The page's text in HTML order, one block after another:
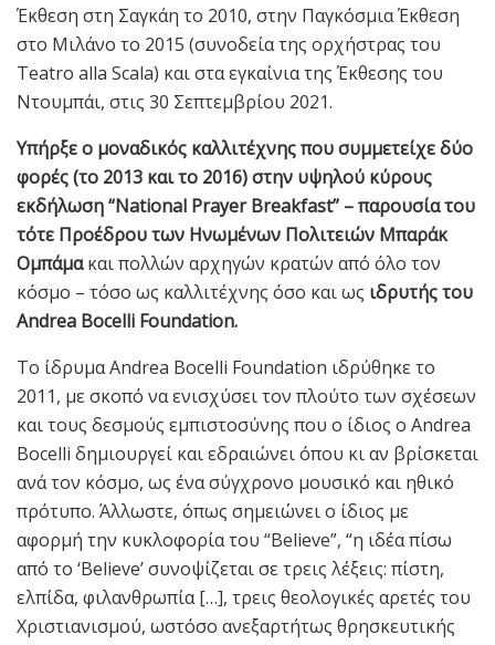
Έκθεση στη Σαγκάη το 2010, στην Παγκόσμια Έκθεση
στο Μιλάνο το 2015 (συνοδεία της ορχήστρας του
Teatro alla Scala) και στα εγκαίνια της Έκθεσης του
Ντουμπάι, στις 30 Σεπτεμβρίου 2021.
Υπήρξε ο μοναδικός καλλιτέχνης που συμμετείχε δύο
φορές (το 2013 και το 2016) στην υψηλού κύρους
εκδήλωση “National Prayer Breakfast” – παρουσία του
τότε Προέδρου των Ηνωμένων Πολιτειών Μπαράκ
Ομπάμακαι πολλών αρχηγών κρατών από όλο τον
κόσμο – τόσο ως καλλιτέχνης όσο και ως ιδρυτής του
Andrea Bocelli Foundation.
Το ίδρυμα Andrea Bocelli Foundation ιδρύθηκε το
2011, με σκοπό να ενισχύσει τον πλούτο των σχέσεων
και τους δεσμούς εμπιστοσύνης που ο ίδιος ο Andrea
Bocelli δημιουργεί και εδραιώνει όπου κι αν βρίσκεται
ανά τον κόσμο, ως ένα σύγχρονο μουσικό και ηθικό
πρότυπο. Άλλωστε, όπως σημειώνει ο ίδιος με
αφορμή την κυκλοφορία του “Believe”, “η ιδέα πίσω
από το ‘Believe’ συνοψίζεται σε τρεις λέξεις: πίστη,
ελπίδα, φιλανθρωπία […], τρεις θεολογικές αρετές του
Χριστιανισμού, ωστόσο ανεξαρτήτως θρησκευτικής